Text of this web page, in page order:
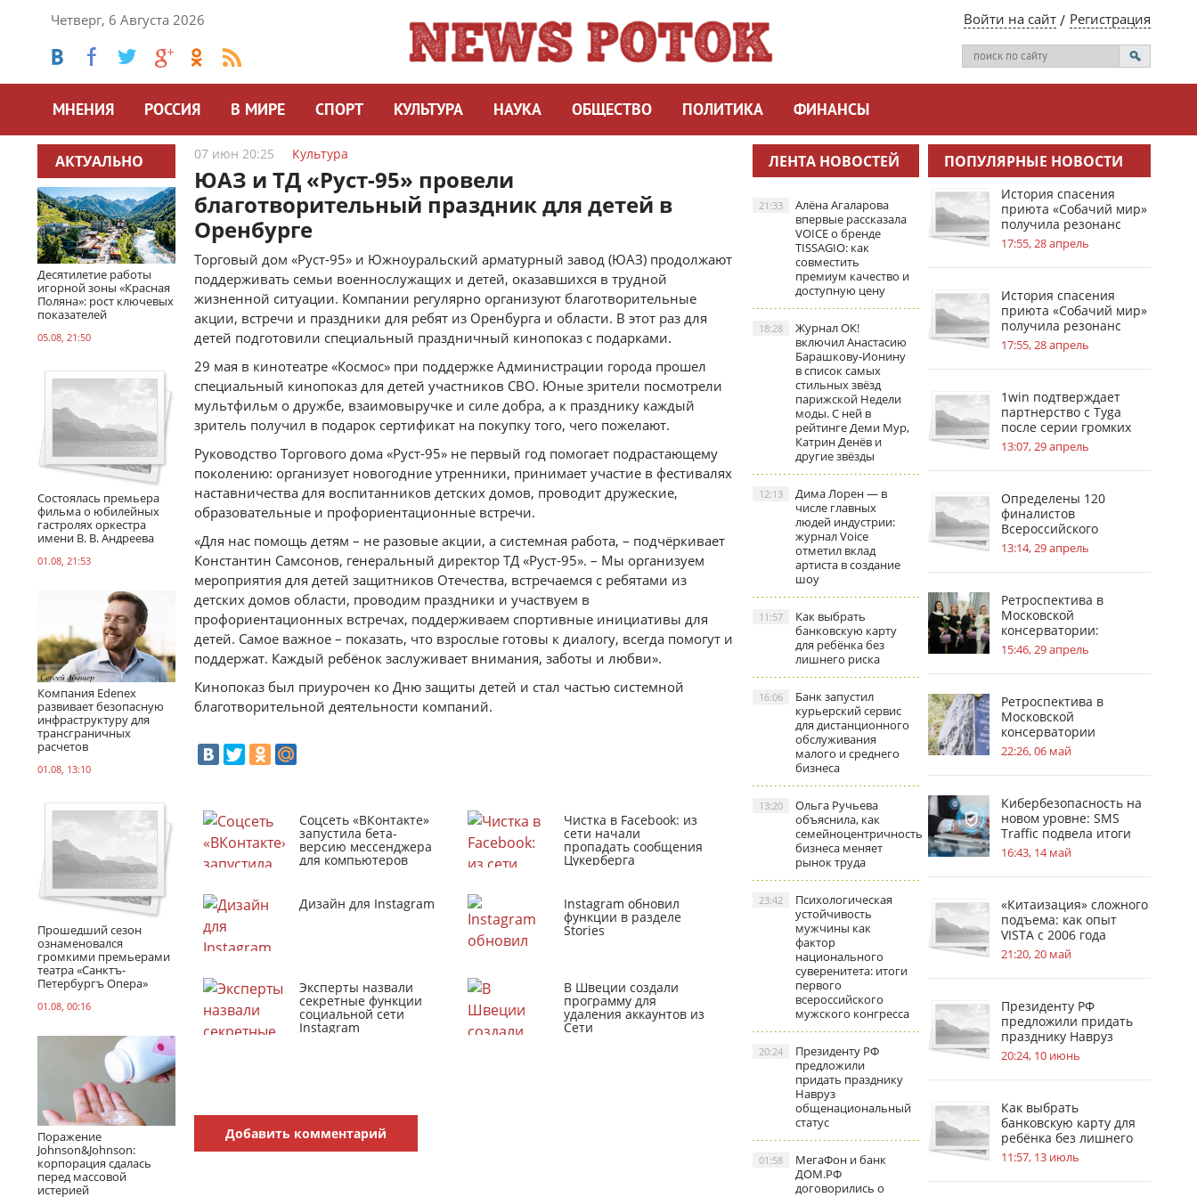
Четверг, 6 Августа 2026 Войти на сайт Регистрация
МНЕНИЯ РОССИЯ В МИРЕ СПОРТ КУЛЬТУРА НАУКА ОБЩЕСТВО ПОЛИТИКА ФИНАНСЫ
АКТУАЛЬНО
Десятилетие работы
игорной зоны «Красная
Поляна»: рост ключевых
показателей
05.08, 21:50
Состоялась премьера
фильма о юбилейных
гастролях оркестра
имени В. В. Андреева
01.08, 21:53
Компания Edenex
развивает безопасную
инфраструктуру для
трансграничных
расчетов
01.08, 13:10
Прошедший сезон
ознаменовался
громкими премьерами
театра «Санктъ-
Петербургъ Опера»
01.08, 00:16
Поражение
Johnson&Johnson:
корпорация сдалась
перед массовой
истерией
07 июн 20:25 Культура
ЮАЗ и ТД «Руст-95» провели
благотворительный праздник для детей в
Оренбурге
Торговый дом «Руст-95» и Южноуральский арматурный завод (ЮАЗ) продолжают
поддерживать семьи военнослужащих и детей, оказавшихся в трудной
жизненной ситуации. Компании регулярно организуют благотворительные
акции, встречи и праздники для ребят из Оренбурга и области. В этот раз для
детей подготовили специальный праздничный кинопоказ с подарками.
29 мая в кинотеатре «Космос» при поддержке Администрации города прошел
специальный кинопоказ для детей участников СВО. Юные зрители посмотрели
мультфильм о дружбе, взаимовыручке и силе добра, а к празднику каждый
зритель получил в подарок сертификат на покупку того, чего пожелают.
Руководство Торгового дома «Руст-95» не первый год помогает подрастающему
поколению: организует новогодние утренники, принимает участие в фестивалях
наставничества для воспитанников детских домов, проводит дружеские,
образовательные и профориентационные встречи.
«Для нас помощь детям – не разовые акции, а системная работа, – подчёркивает
Константин Самсонов, генеральный директор ТД «Руст-95». – Мы организуем
мероприятия для детей защитников Отечества, встречаемся с ребятами из
детских домов области, проводим праздники и участвуем в
профориентационных встречах, поддерживаем спортивные инициативы для
детей. Самое важное – показать, что взрослые готовы к диалогу, всегда помогут и
поддержат. Каждый ребёнок заслуживает внимания, заботы и любви».
Кинопоказ был приурочен ко Дню защиты детей и стал частью системной
благотворительной деятельности компаний.
Соцсеть «ВКонтакте»
запустила бета-
версию мессенджера
для компьютеров
Чистка в Facebook: из
сети начали
пропадать сообщения
Цукерберга
Дизайн для Instagram Instagram обновил
функции в разделе
Stories
Эксперты назвали
секретные функции
социальной сети
Instagram
В Швеции создали
программу для
удаления аккаунтов из
Сети
Добавить комментарий
ЛЕНТА НОВОСТЕЙ
Алёна Агаларова
впервые рассказала
VOICE о бренде
TISSAGIO: как
совместить
премиум качество и
доступную цену
21:33
Журнал ОК!
включил Анастасию
Барашкову‑Ионину
в список самых
стильных звёзд
парижской Недели
моды. С ней в
рейтинге Деми Мур,
Катрин Денёв и
другие звёзды
18:28
Дима Лорен — в
числе главных
людей индустрии:
журнал Voice
отметил вклад
артиста в создание
шоу
12:13
Как выбрать
банковскую карту
для ребёнка без
лишнего риска
11:57
Банк запустил
курьерский сервис
для дистанционного
обслуживания
малого и среднего
бизнеса
16:06
Ольга Ручьева
объяснила, как
семейноцентричность
бизнеса меняет
рынок труда
13:20
Психологическая
устойчивость
мужчины как
фактор
национального
суверенитета: итоги
первого
всероссийского
мужского конгресса
23:42
Президенту РФ
предложили
придать празднику
Навруз
общенациональный
статус
20:24
МегаФон и банк
ДОМ.РФ
договорились о
01:58
ПОПУЛЯРНЫЕ НОВОСТИ
История спасения
приюта «Собачий мир»
получила резонанс
благодаря 1win
17:55, 28 апрель
История спасения
приюта «Собачий мир»
получила резонанс
благодаря 1win
17:55, 28 апрель
1win подтверждает
партнерство с Tyga
после серии громких
инсайдов
13:07, 29 апрель
Определены 120
финалистов
Всероссийского
инженерного конкурса
13:14, 29 апрель
Ретроспектива в
Московской
консерватории:
география судьбы П. И.
Чайковского
15:46, 29 апрель
Ретроспектива в
Московской
консерватории
посвящена усадьбам в
жизни С.В.
22:26, 06 май
Кибербезопасность на
новом уровне: SMS
Traffic подвела итоги
обновлений
16:43, 14 май
«Китаизация» сложного
подъема: как опыт
VISTA с 2006 года
меняет стандарты
безопасности на
21:20, 20 май
Президенту РФ
предложили придать
празднику Навруз
общенациональный
статус
20:24, 10 июнь
Как выбрать
банковскую карту для
ребёнка без лишнего
риска
11:57, 13 июль